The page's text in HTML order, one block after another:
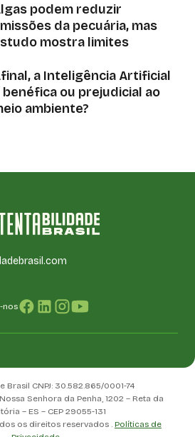
podem reduzir
da pecuária, mas
mostra limites
a Inteligência Artificial
benéfica ou prejudicial ao
ambiente?
nos
Brasil CNPJ: 30.582.865/0001-74
Senhora da Penha, 1202 – Reta da
– ES – CEP 29055-131
os direitos reservados . Políticas de